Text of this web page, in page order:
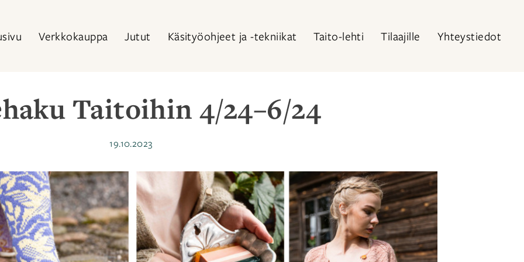
Verkkokauppa Jutut Käsityöohjeet ja -tekniikat Taito-lehti Tilaajille Yhteystiedot
Taitoihin 4/24–6/24
Julkaistu
19.10.2023